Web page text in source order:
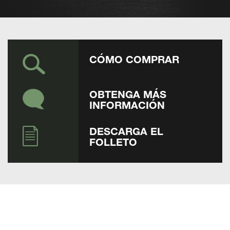
CÓMO COMPRAR
OBTENGA MÁS
INFORMACIÓN
DESCARGA EL
FOLLETO